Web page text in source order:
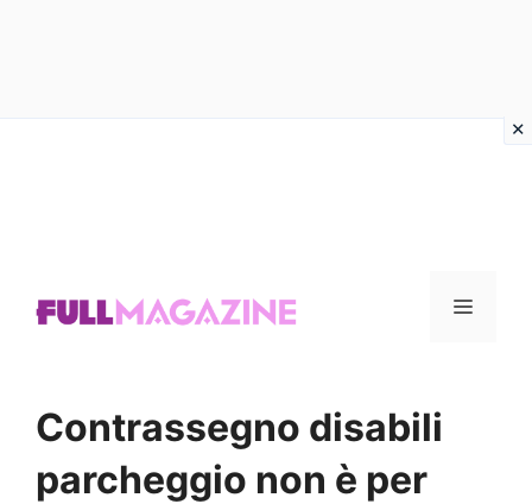
Menu
Contrassegno disabili
parcheggio non è per